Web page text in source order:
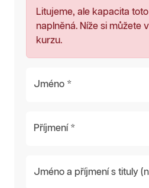
Litujeme, ale kapacita
naplněná. Níže si můžete
kurzu.
Jméno *
Příjmení *
Jméno a příjmení s tituly